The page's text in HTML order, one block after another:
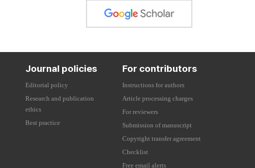
Journal policies
Editorial policy
Research and publication
ethics
Best practice
For contributors
Instructions for authors
Article processing charges
For reviewers
Submission of manuscript
Copyright transfer agreement
Checklist
Free email alerts